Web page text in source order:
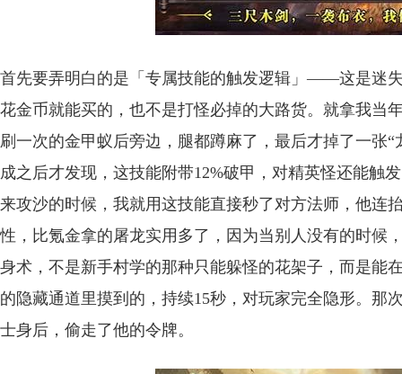
首先要弄明白的是「专属技能的触发逻辑」——这是迷
花金币就能买的，也不是打怪必掉的大路货。就拿我当
刷一次的金甲蚁后旁边，腿都蹲麻了，最后才掉了一张
成之后才发现，这技能附带12%破甲，对精英怪还能触
来攻沙的时候，我就用这技能直接秒了对方法师，他
性，比氪金拿的屠龙实用多了，因为当别人没有的时候
身术，不是新手村学的那种只能躲怪的花架子，而是能
的隐藏通道里摸到的，持续15秒，对玩家完全隐形。那
士身后，偷走了他的令牌。